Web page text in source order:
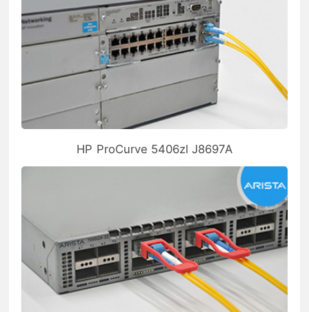
HP ProCurve 5406zl J8697A